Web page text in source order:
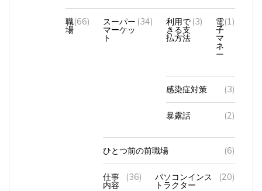
職
場
(66) スーパー
マーケッ
ト
(34) 利用で
きる支
払方法
(3) 電
子
マ
ネ
ー
(1)
感染症対策 (3)
暴露話 (2)
ひとつ前の前職場 (6)
仕事
内容
(36) パソコンインス
トラクター
(20)